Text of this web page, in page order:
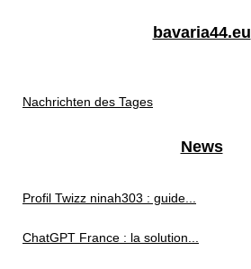
bavaria44.eu
Nachrichten des Tages
News
Profil Twizz ninah303 : guide...
ChatGPT France : la solution...